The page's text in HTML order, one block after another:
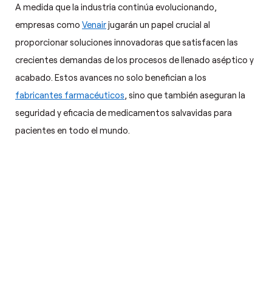
A medida que la industria continúa evolucionando,
empresas como Venairjugarán un papel crucial al
proporcionar soluciones innovadoras que satisfacen las
crecientes demandas de los procesos de llenado aséptico y
acabado. Estos avances no solo benefician a los
fabricantes farmacéuticos, sino que también aseguran la
seguridad y eficacia de medicamentos salvavidas para
pacientes en todo el mundo.